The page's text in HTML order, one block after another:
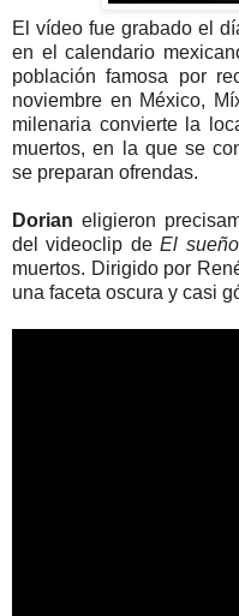
El vídeo fue grabado el
en el calendario
población famosa por
noviembre en México,
milenaria convierte la
muertos, en la que se
se preparan ofrendas.
Dorian eligieron
del videoclip deEl
muertos. Dirigido por
una faceta oscura y casi